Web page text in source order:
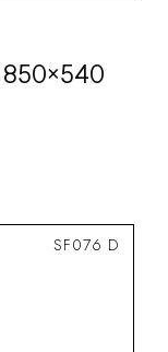
850×540
SF076 D